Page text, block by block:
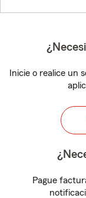
Inicie o realice un
Pague